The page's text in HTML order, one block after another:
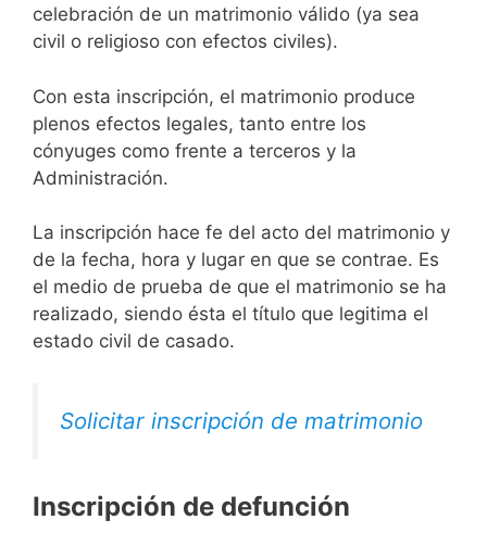
celebración de un matrimonio válido (ya sea
civil o religioso con efectos civiles).
Con esta inscripción, el matrimonio produce
plenos efectos legales, tanto entre los
cónyuges como frente a terceros y la
Administración.
La inscripción hace fe del acto del matrimonio y
de la fecha, hora y lugar en que se contrae. Es
el medio de prueba de que el matrimonio se ha
realizado, siendo ésta el título que legitima el
estado civil de casado.
Solicitar inscripción de matrimonio
Inscripción de defunción